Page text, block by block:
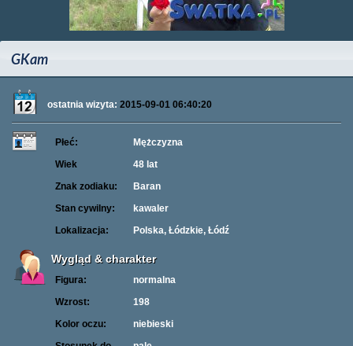
GKam
ostatnia wizyta: 2015-09-01 06:40:20
Płeć:
Mężczyzna
Wiek
48 lat
Znak zodiaku:
Baran
Stan cywilny:
kawaler
Lokalizacja:
Polska, Łódzkie, Łódź
Wygląd & charakter
Figura:
normalna
Wzrost:
198
Kolor oczu:
niebieski